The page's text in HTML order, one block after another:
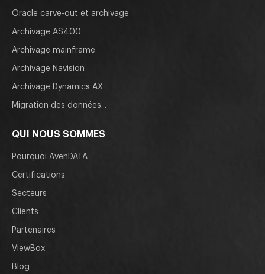
Oracle carve-out et archivage
Archivage AS400
Archivage mainframe
Archivage Navision
Archivage Dynamics AX
Migration des données...
QUI NOUS SOMMES
Pourquoi AvenDATA
Certifications
Secteurs
Clients
Partenaires
ViewBox
Blog